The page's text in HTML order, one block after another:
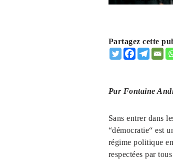
Partagez cette
Par Fontaine
Sans entrer dans
“démocratie“ est
régime politique
respectées par